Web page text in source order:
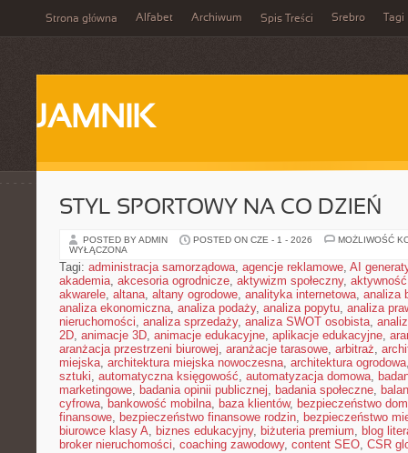
Strona główna Alfabet Archiwum Spis Treści Srebro Tagi
JAMNIK
STYL SPORTOWY NA CO DZIEŃ
POSTED BY ADMIN POSTED ON CZE - 1 - 2026
MOŻLIWOŚĆ
WYŁĄCZONA
Tagi: administracja samorządowa, agencje reklamowe, AI
akademia, akcesoria ogrodnicze, aktywizm społeczny,
akwarele, altana, altany ogrodowe, analityka internetowa, analiza
analiza ekonomiczna, analiza podaży, analiza popytu, analiza
nieruchomości, analiza sprzedaży, analiza SWOT osobista,
2D, animacje 3D, animacje edukacyjne, aplikacje edukacyjne,
aranżacja przestrzeni biurowej, aranżacje tarasowe, arbitraż,
miejska, architektura miejska nowoczesna, architektura ogrodowa
sztuki, automatyczna księgowość, automatyzacja domowa,
marketingowe, badania opinii publicznej, badania społeczne,
cyfrowa, bankowość mobilna, baza klientów, bezpieczeństwo
finansowe, bezpieczeństwo finansowe rodzin, bezpieczeństwo
biurowce klasy A, biznes edukacyjny, biżuteria premium, blog
broker nieruchomości, coaching zawodowy, content SEO, CSR